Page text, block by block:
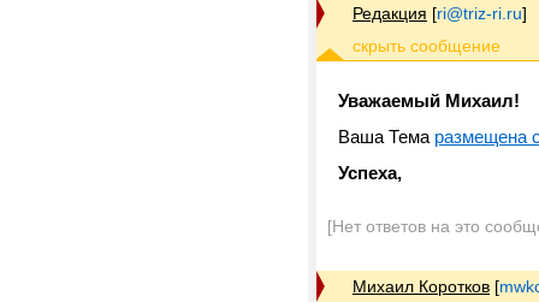
Редакция [ri@triz-ri.ru]
Уважаемый Михаил!
Ваша Тема размещена
Успеха,
[Нет ответов на это
Михаил Коротков [